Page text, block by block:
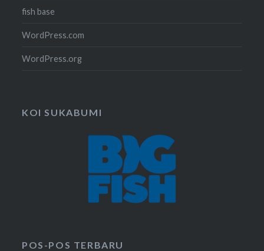
fish base
WordPress.com
WordPress.org
KOI SUKABUMI
POS-POS TERBARU